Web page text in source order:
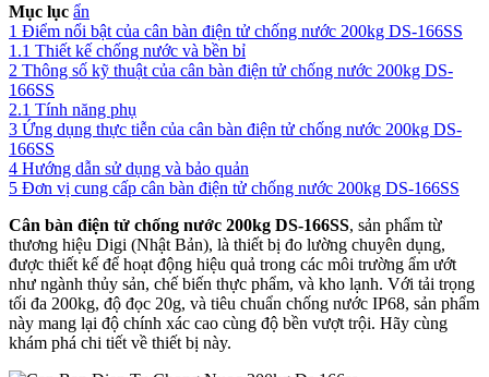
Mục lục ẩn
1 Điểm nổi bật của cân bàn điện tử chống nước 200kg DS-166SS
1.1 Thiết kế chống nước và bền bỉ
2 Thông số kỹ thuật của cân bàn điện tử chống nước 200kg DS-
166SS
2.1 Tính năng phụ
3 Ứng dụng thực tiễn của cân bàn điện tử chống nước 200kg DS-
166SS
4 Hướng dẫn sử dụng và bảo quản
5 Đơn vị cung cấp cân bàn điện tử chống nước 200kg DS-166SS
Cân bàn điện tử chống nước 200kg DS-166SS, sản phẩm từ
thương hiệu Digi (Nhật Bản), là thiết bị đo lường chuyên dụng,
được thiết kế để hoạt động hiệu quả trong các môi trường ẩm ướt
như ngành thủy sản, chế biến thực phẩm, và kho lạnh. Với tải trọng
tối đa 200kg, độ đọc 20g, và tiêu chuẩn chống nước IP68, sản phẩm
này mang lại độ chính xác cao cùng độ bền vượt trội. Hãy cùng
khám phá chi tiết về thiết bị này.